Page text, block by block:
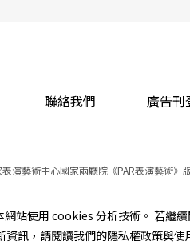
聯絡我們 廣告刊
演藝術中心國家兩廳院《PAR表演藝術》
本站所提供相關演出
服務條款
站使用 cookies 分析技術。 若繼
訊，請閱讀我們的隱私權政策與使